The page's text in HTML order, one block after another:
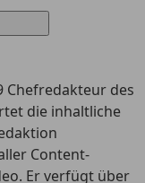
Chefredakteur des
die inhaltliche
Content-
Er verfügt über